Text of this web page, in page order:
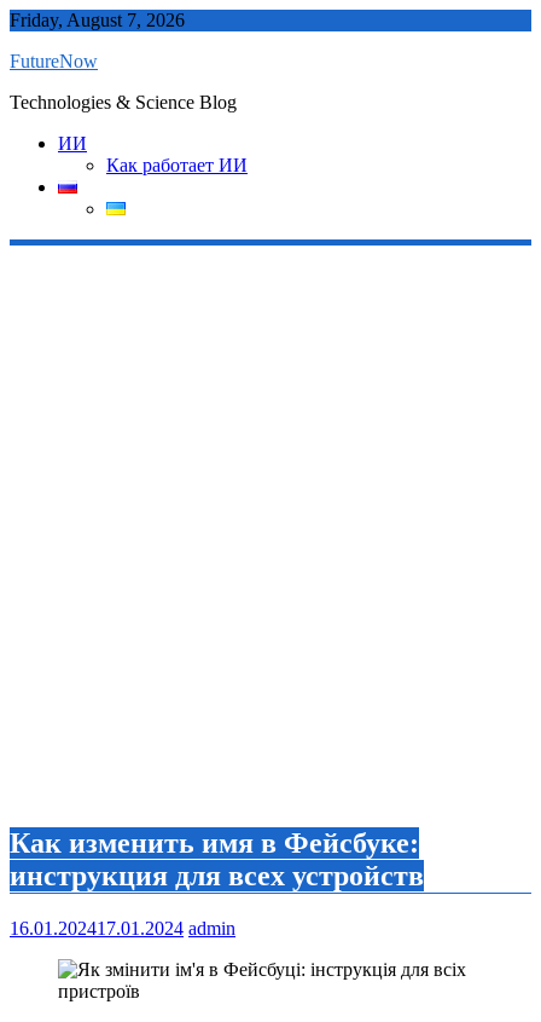
Skip
content
Friday, August 7, 2026
FutureNow
Technologies & Science Blog
ИИ
Как работает ИИ
Как изменить имя в Фейсбуке:
инструкция для всех устройств
16.01.202417.01.2024 admin